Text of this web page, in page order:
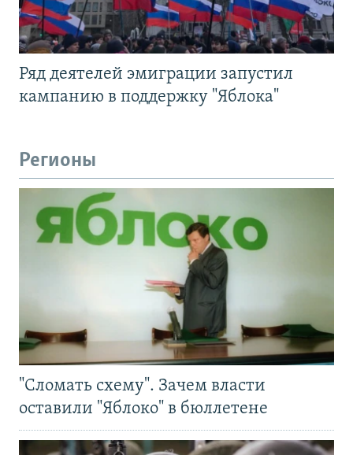
Ряд деятелей эмиграции запустил
кампанию в поддержку "Яблока"
Регионы
"Сломать схему". Зачем власти
оставили "Яблоко" в бюллетене